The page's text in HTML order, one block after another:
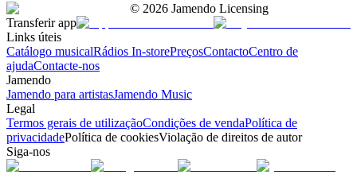
© 2026 Jamendo Licensing
Transferir app
Links úteis
Catálogo musicalRádios In-storePreçosContactoCentro de
ajudaContacte-nos
Jamendo
Jamendo para artistasJamendo Music
Legal
Termos gerais de utilizaçãoCondições de vendaPolítica de
privacidadePolítica de cookiesViolação de direitos de autor
Siga-nos